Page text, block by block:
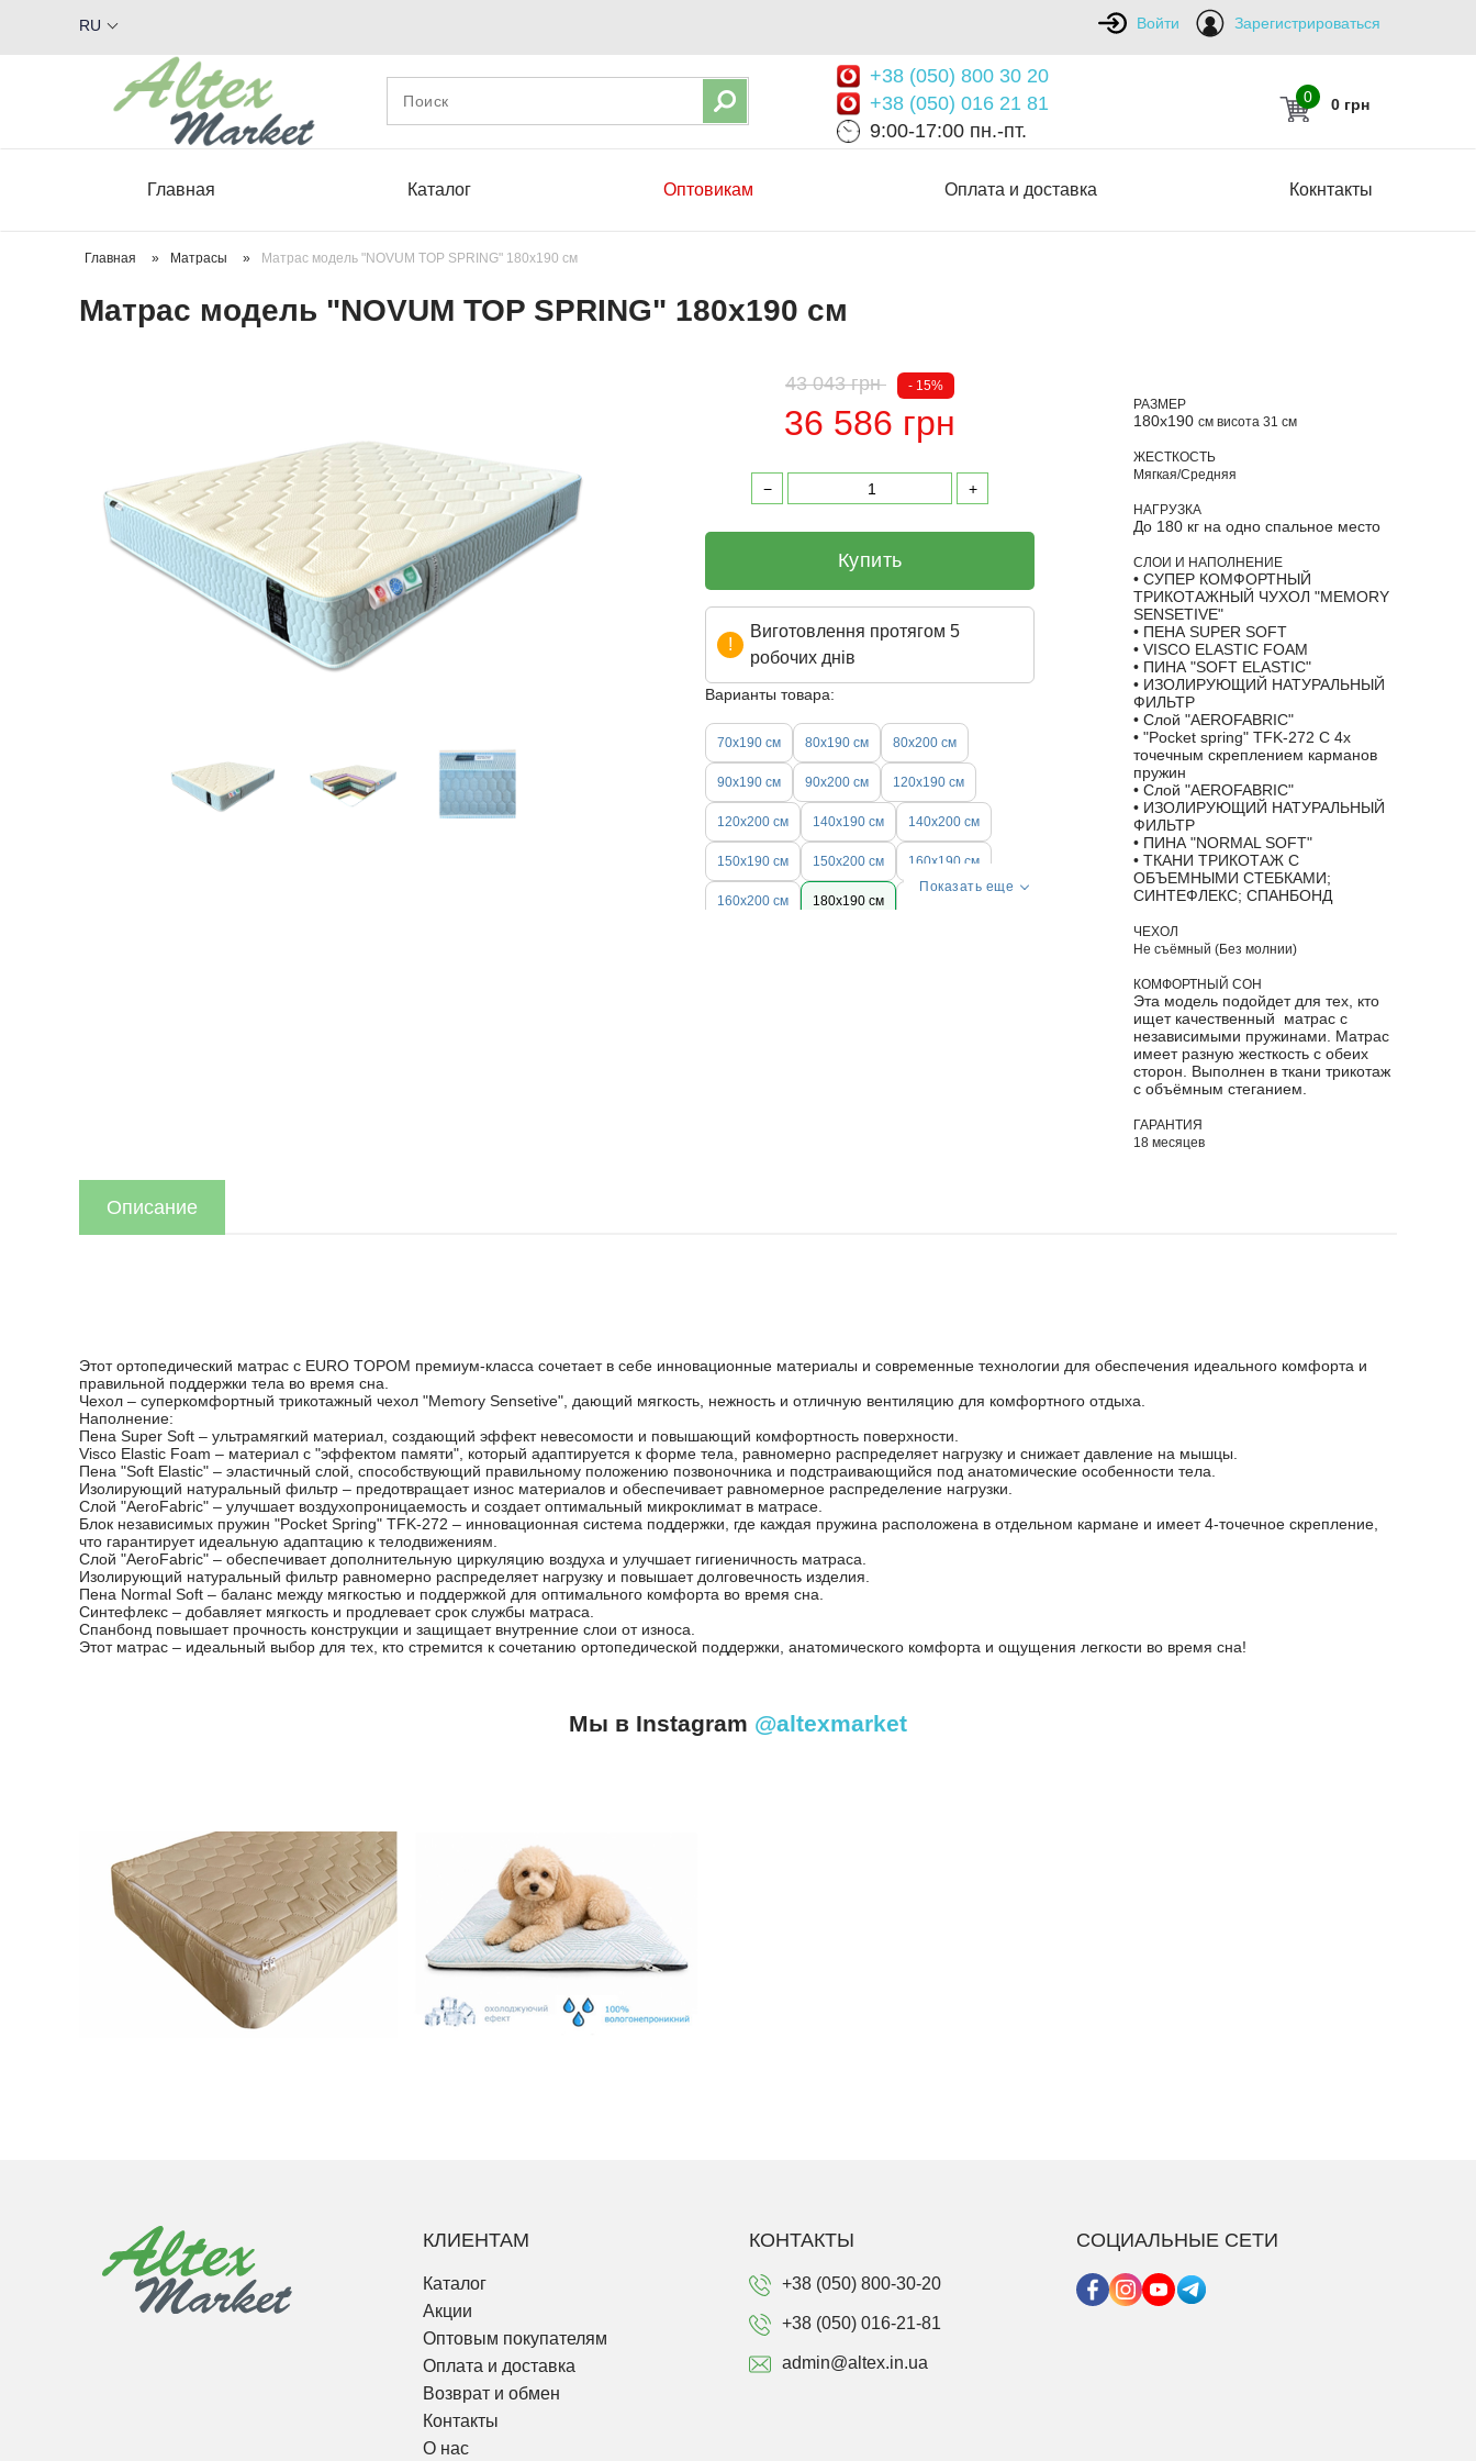
Войти Зарегистрироваться
RU
+38 (050) 800 30 20
+38 (050) 016 21 81
9:00-17:00 пн.-пт.
0 0 грн
Главная Каталог Оптовикам Оплата и доставка Кокнтакты
Главная » Матрасы » Матрас модель "NOVUM TOP SPRING" 180х190 см
Матрас модель "NOVUM TOP SPRING" 180х190 см
43 043 грн - 15%
36 586 грн
Купить
Виготовлення протягом 5
робочих днів
Варианты товара:
70х190 см 80х190 см 80х200 см
90х190 см 90х200 см 120х190 см
120х200 см 140х190 см 140х200 см
150х190 см 150х200 см 160х190 см
160х200 см 180х190 см
Показать еще
РАЗМЕР
180х190 см висота 31 см
ЖЕСТКОСТЬ
Мягкая/Средняя
НАГРУЗКА
До 180 кг на одно спальное место
СЛОИ И НАПОЛНЕНИЕ
• СУПЕР КОМФОРТНЫЙ
ТРИКОТАЖНЫЙ ЧУХОЛ "MEMORY
SENSETIVE"
• ПЕНА SUPER SOFT
• VISCO ELASTIC FOAM
• ПИНА "SOFT ELASTIC"
• ИЗОЛИРУЮЩИЙ НАТУРАЛЬНЫЙ
ФИЛЬТР
• Слой "AEROFABRIC"
• "Pocket spring" TFK-272 С 4х
точечным скреплением карманов
пружин
• Слой "AEROFABRIC"
• ИЗОЛИРУЮЩИЙ НАТУРАЛЬНЫЙ
ФИЛЬТР
• ПИНА "NORMAL SOFT"
• ТКАНИ ТРИКОТАЖ С
ОБЪЕМНЫМИ СТЕБКАМИ;
СИНТЕФЛЕКС; СПАНБОНД
ЧЕХОЛ
Не съёмный (Без молнии)
КОМФОРТНЫЙ СОН
Эта модель подойдет для тех, кто
ищет качественный матрас с
независимыми пружинами. Матрас
имеет разную жесткость с обеих
сторон. Выполнен в ткани трикотаж
с объёмным стеганием.
ГАРАНТИЯ
18 месяцев
Описание
Этот ортопедический матрас с EURO TOPOM премиум-класса сочетает в себе инновационные материалы и современные технологии для обеспечения идеального комфорта и
правильной поддержки тела во время сна.
Чехол – суперкомфортный трикотажный чехол "Memory Sensetive", дающий мягкость, нежность и отличную вентиляцию для комфортного отдыха.
Наполнение:
Пена Super Soft – ультрамягкий материал, создающий эффект невесомости и повышающий комфортность поверхности.
Visco Elastic Foam – материал с "эффектом памяти", который адаптируется к форме тела, равномерно распределяет нагрузку и снижает давление на мышцы.
Пена "Soft Elastic" – эластичный слой, способствующий правильному положению позвоночника и подстраивающийся под анатомические особенности тела.
Изолирующий натуральный фильтр – предотвращает износ материалов и обеспечивает равномерное распределение нагрузки.
Слой "AeroFabric" – улучшает воздухопроницаемость и создает оптимальный микроклимат в матрасе.
Блок независимых пружин "Pocket Spring" TFK-272 – инновационная система поддержки, где каждая пружина расположена в отдельном кармане и имеет 4-точечное скрепление,
что гарантирует идеальную адаптацию к телодвижениям.
Слой "AeroFabric" – обеспечивает дополнительную циркуляцию воздуха и улучшает гигиеничность матраса.
Изолирующий натуральный фильтр равномерно распределяет нагрузку и повышает долговечность изделия.
Пена Normal Soft – баланс между мягкостью и поддержкой для оптимального комфорта во время сна.
Синтефлекс – добавляет мягкость и продлевает срок службы матраса.
Спанбонд повышает прочность конструкции и защищает внутренние слои от износа.
Этот матрас – идеальный выбор для тех, кто стремится к сочетанию ортопедической поддержки, анатомического комфорта и ощущения легкости во время сна!
Мы в Instagram @altexmarket
КЛИЕНТАМ
Каталог
Акции
Оптовым покупателям
Оплата и доставка
Возврат и обмен
Контакты
О нас
КОНТАКТЫ
+38 (050) 800-30-20
+38 (050) 016-21-81
admin@altex.in.ua
СОЦИАЛЬНЫЕ СЕТИ